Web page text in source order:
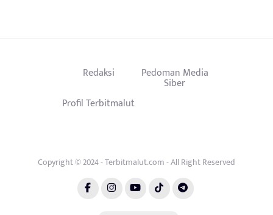
Redaksi Pedoman Media
Siber
Profil Terbitmalut
Copyright © 2024 - Terbitmalut.com - All Right Reserved